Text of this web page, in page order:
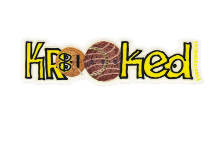
7.7inch
7.8inch
7.8inch
7.9inch
56mm
57mm
ボーンズ XF（エックスフォーミュラ）
ボーンズ STF（エスティーエフ）
ベアリング
デッキテープ
24cm
24.5cm
インソール
シューレース・その他
トレーナー・セーター
パンツ
ブランド紹介
INFO
求人情報
プライバシーポリシー